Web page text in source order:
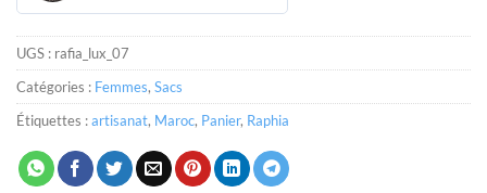
5
UGS : rafia_lux_07
Catégories : Femmes, Sacs
Étiquettes :artisanat, Maroc, Panier, Raphia